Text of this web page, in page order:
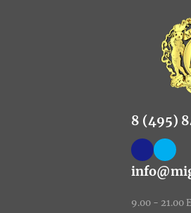
8 (495)
9.00 - 21.00